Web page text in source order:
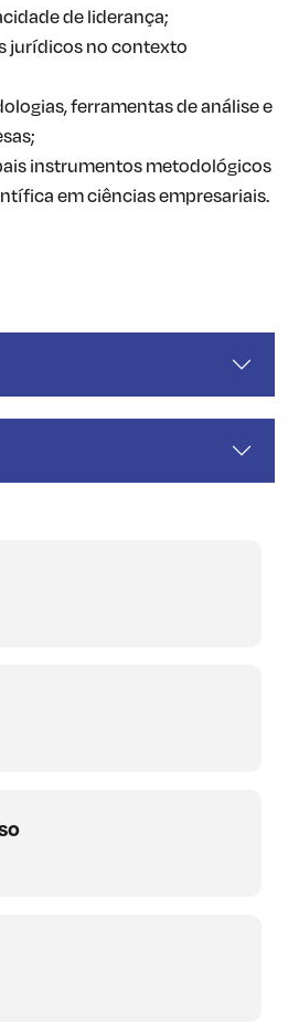
de liderança;
jurídicos no contexto
ferramentas de análise e
instrumentos metodológicos
em ciências empresariais.